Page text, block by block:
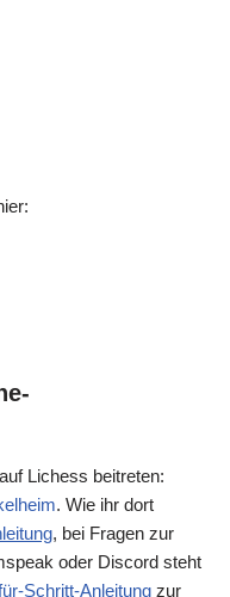
Lichess beitreten:
. Wie ihr dort
, bei Fragen zur
oder Discord steht
Schritt-Anleitung zur